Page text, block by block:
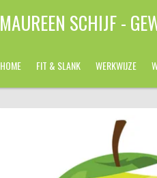
MAUREEN SCHIJF -
HOME FIT & SLANK WERKWIJZE